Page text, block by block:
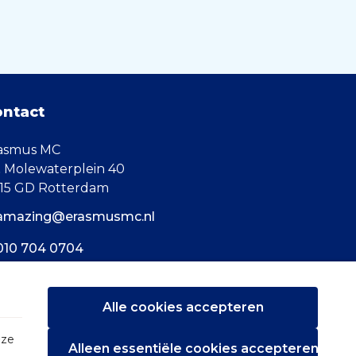
MC
Molewaterplein 40
GD Rotterdam
704 0704
Alle cookies accepteren
Alleen essentiële cookies accepteren